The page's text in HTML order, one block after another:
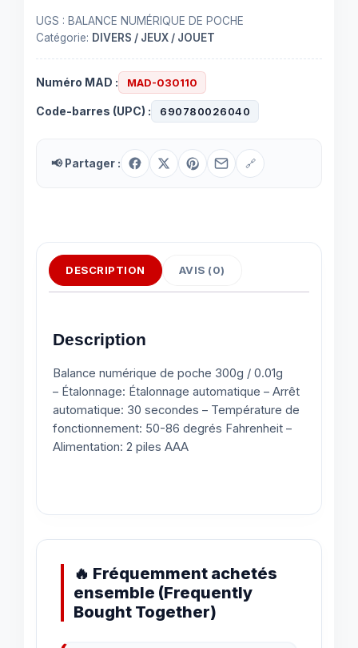
UGS : BALANCE NUMÉRIQUE DE POCHE
Catégorie: DIVERS / JEUX / JOUET
Numéro MAD : MAD-030110
Code-barres (UPC) : 690780026040
📢 Partager : 🔗
DESCRIPTION AVIS (0)
Description
Balance numérique de poche 300g / 0.01g
– Étalonnage: Étalonnage automatique – Arrêt
automatique: 30 secondes – Température de
fonctionnement: 50-86 degrés Fahrenheit –
Alimentation: 2 piles AAA
🔥 Fréquemment achetés
ensemble (Frequently
Bought Together)